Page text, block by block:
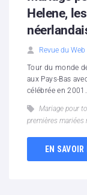
Helene,
Revue du Web
Tour du monde
aux Pays-Bas
célébrée en
Mariage pour
premières mariées
EN